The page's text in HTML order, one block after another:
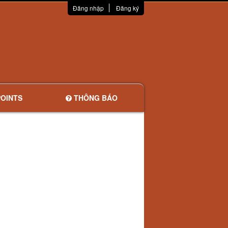
Đăng nhập Đăng ký
THÔNG BÁO